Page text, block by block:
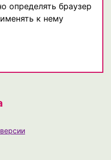
определять браузер
к нему